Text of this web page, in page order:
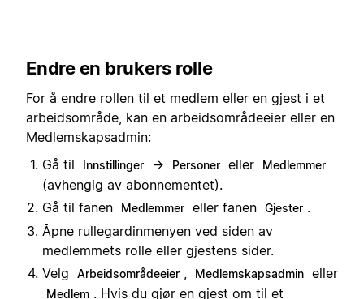
Endre en brukers rolle
For å endre rollen til et medlem eller en gjest i et
arbeidsområde, kan en arbeidsområdeeier eller en
Medlemskapsadmin:
Gå til
Innstillinger → Personer eller Medlemmer
(avhengig av abonnementet).
Gå til fanen
Medlemmer eller fanen Gjester .
Åpne rullegardinmenyen ved siden av
medlemmets rolle eller gjestens sider.
Velg
Arbeidsområdeeier Medlemskapsadmin eller
Medlem . Hvis du gjør en gjest om til et